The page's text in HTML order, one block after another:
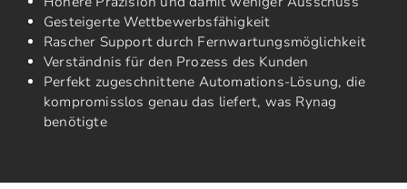
Gesteigerte Wettbewerbsfähigkeit
Rascher Support durch Fernwartungsmöglichkeit
Verständnis für den Prozess des Kunden
Perfekt zugeschnittene Automations-Lösung, die
kompromisslos genau das liefert, was Rynag
benötigte